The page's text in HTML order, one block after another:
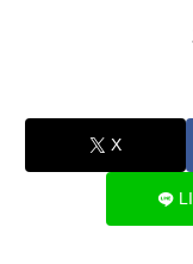
X